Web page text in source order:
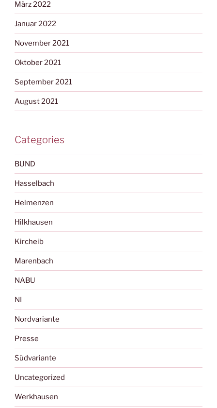
März 2022
Januar 2022
November 2021
Oktober 2021
September 2021
August 2021
Categories
BUND
Hasselbach
Helmenzen
Hilkhausen
Kircheib
Marenbach
NABU
NI
Nordvariante
Presse
Südvariante
Uncategorized
Werkhausen